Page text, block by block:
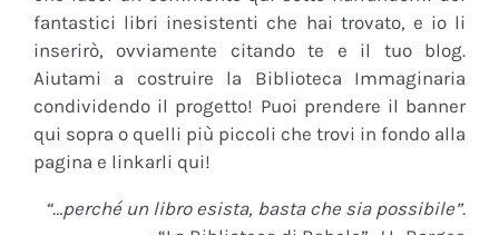
fantastici libri inesistenti che hai trovato, e io li
inserirò, ovviamente citando te e il tuo blog.
Aiutami a costruire la Biblioteca Immaginaria
condividendo il progetto! Puoi prendere il banner
qui sopra o quelli più piccoli che trovi in fondo alla
pagina e linkarli qui!
“…perché un libro esista, basta che sia possibile”.